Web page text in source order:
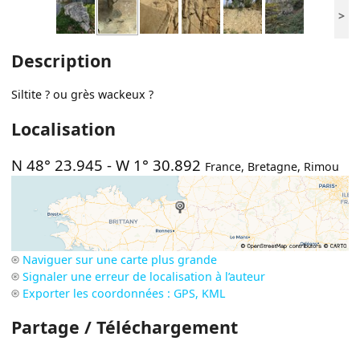
>
Description
Siltite ? ou grès wackeux ?
Localisation
N 48° 23.945 -W 1° 30.892 France, Bretagne, Rimou
Naviguer sur une carte plus grande
Signaler une erreur de localisation à l’auteur
Exporter les coordonnées : GPS, KML
Partage / Téléchargement